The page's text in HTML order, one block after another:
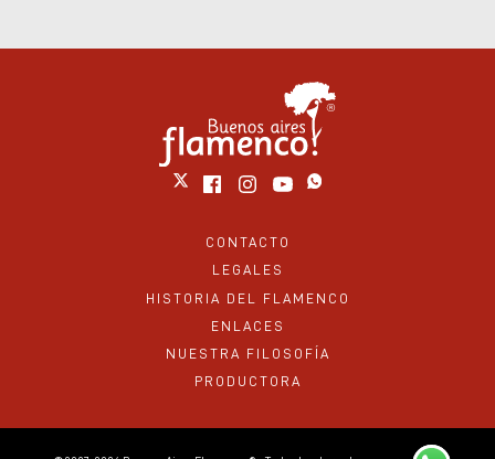
CONTACTO
LEGALES
HISTORIA DEL FLAMENCO
ENLACES
NUESTRA FILOSOFÍA
PRODUCTORA